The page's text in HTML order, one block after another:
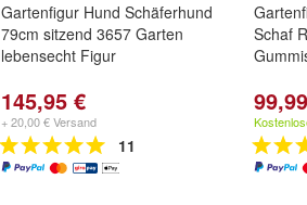
Gartenfigur Hund Schäferhund
79cm sitzend 3657 Garten
lebensecht Figur
145,95 €
+ 20,00 € Versand
11
Schaf